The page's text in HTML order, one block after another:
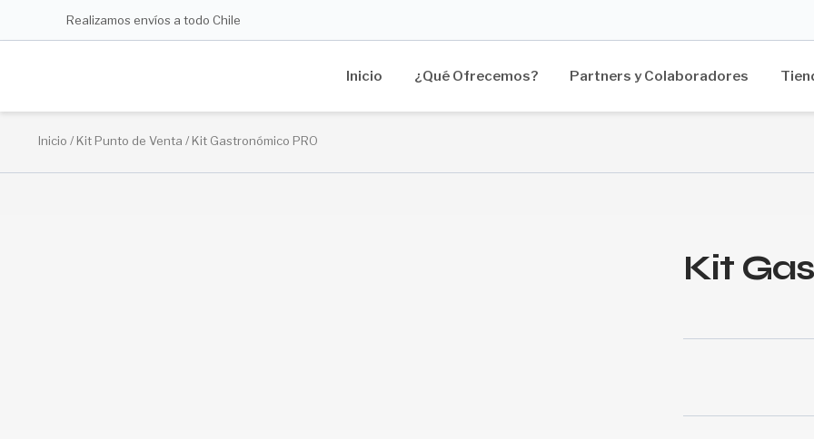
Realizamos envíos a todo Chile
Inicio ¿Qué Ofrecemos? Partners y Colaboradores
Inicio / Kit Punto de Venta / Kit Gastronómico PRO
Kit